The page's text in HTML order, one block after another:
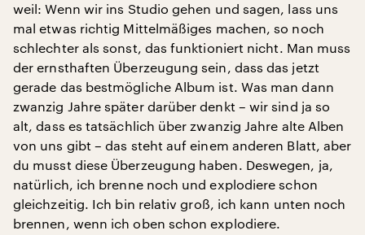
weil: Wenn wir ins Studio gehen und sagen, lass uns
mal etwas richtig Mittelmäßiges machen, so noch
schlechter als sonst, das funktioniert nicht. Man muss
der ernsthaften Überzeugung sein, dass das jetzt
gerade das bestmögliche Album ist. Was man dann
zwanzig Jahre später darüber denkt – wir sind ja so
alt, dass es tatsächlich über zwanzig Jahre alte Alben
von uns gibt – das steht auf einem anderen Blatt, aber
du musst diese Überzeugung haben. Deswegen, ja,
natürlich, ich brenne noch und explodiere schon
gleichzeitig. Ich bin relativ groß, ich kann unten noch
brennen, wenn ich oben schon explodiere.